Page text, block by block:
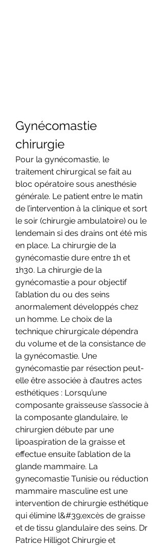
Gynécomastie
chirurgie
Pour la gynécomastie, le
traitement chirurgical se fait au
bloc opératoire sous anesthésie
générale. Le patient entre le matin
de l’intervention à la clinique et sort
le soir (chirurgie ambulatoire) ou le
lendemain si des drains ont été mis
en place. La chirurgie de la
gynécomastie dure entre 1h et
1h30. La chirurgie de la
gynécomastie a pour objectif
l’ablation du ou des seins
anormalement développés chez
un homme. Le choix de la
technique chirurgicale dépendra
du volume et de la consistance de
la gynécomastie. Une
gynécomastie par résection peut-
elle être associée à d’autres actes
esthétiques : Lorsqu’une
composante graisseuse s’associe à
la composante glandulaire, le
chirurgien débute par une
lipoaspiration de la graisse et
effectue ensuite l’ablation de la
glande mammaire. La
gynecomastie Tunisie ou réduction
mammaire masculine est une
intervention de chirurgie esthétique
qui élimine l&#39;excès de graisse
et de tissu glandulaire des seins. Dr
Patrice Hilligot Chirurgie et